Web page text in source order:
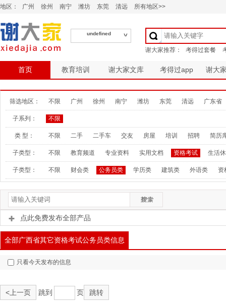
地区： 广州 徐州 南宁 潍坊 东莞 清远 所有地区>>
undefined
首页 教育培训 谢大家文库 考得过app 谢大
筛选地区： 不限 广州 徐州 南宁 潍坊 东莞 清远 广东省
子系列： 不限
类 型： 不限 二手 二手车 交友 房屋 培训 招聘 简历
子类型： 不限 教育频道 专业资料 实用文档 资格考试 生活
子类型： 不限 财会类 公务员类 学历类 建筑类 外语类 资
点此免费发布全部产品
全部广西省其它资格考试公务员类信息
只看今天发布的信息
<上一页 跳到 页 跳转